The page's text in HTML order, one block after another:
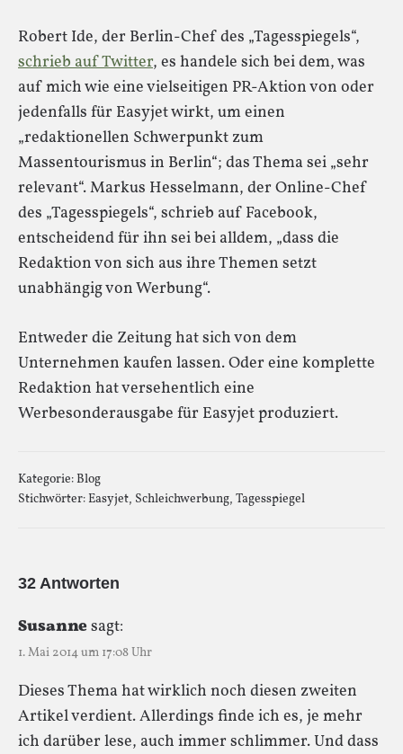
Robert Ide, der Berlin-Chef des „Tagesspiegels“,
schrieb auf Twitter, es handele sich bei dem, was
auf mich wie eine vielseitigen PR-Aktion von oder
jedenfalls für Easyjet wirkt, um einen
„redaktionellen Schwerpunkt zum
Massentourismus in Berlin“; das Thema sei „sehr
relevant“. Markus Hesselmann, der Online-Chef
des „Tagesspiegels“, schrieb auf Facebook,
entscheidend für ihn sei bei alldem, „dass die
Redaktion von sich aus ihre Themen setzt
unabhängig von Werbung“.
Entweder die Zeitung hat sich von dem
Unternehmen kaufen lassen. Oder eine komplette
Redaktion hat versehentlich eine
Werbesonderausgabe für Easyjet produziert.
Kategorie:Blog
Stichwörter:Easyjet, Schleichwerbung, Tagesspiegel
32 Antworten
Susannesagt:
1. Mai 2014 um 17:08 Uhr
Dieses Thema hat wirklich noch diesen zweiten
Artikel verdient. Allerdings finde ich es, je mehr
ich darüber lese, auch immer schlimmer. Und dass